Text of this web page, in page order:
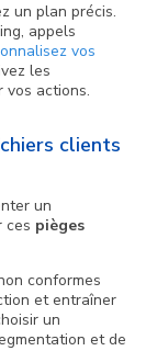
un plan précis.
appels
vos
les
vos actions.
clients
un
ces pièges
conformes
et entraîner
un
et de